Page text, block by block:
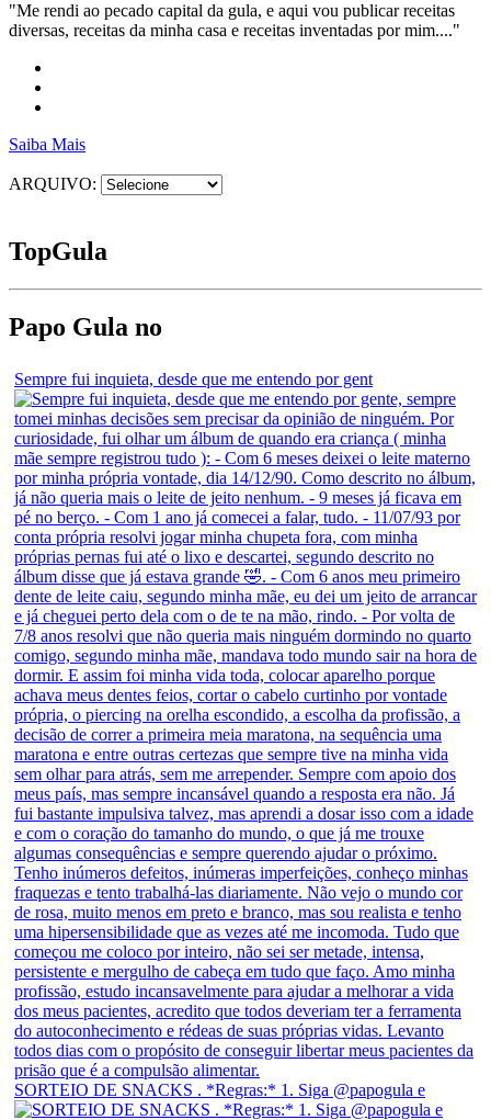
"Me rendi ao pecado capital da gula, e aqui vou publicar receitas
diversas, receitas da minha casa e receitas inventadas por mim...."
Saiba Mais
ARQUIVO:
TopGula
Papo Gula no
Sempre fui inquieta, desde que me entendo por gent
SORTEIO DE SNACKS . *Regras:* 1. Siga @papogula e